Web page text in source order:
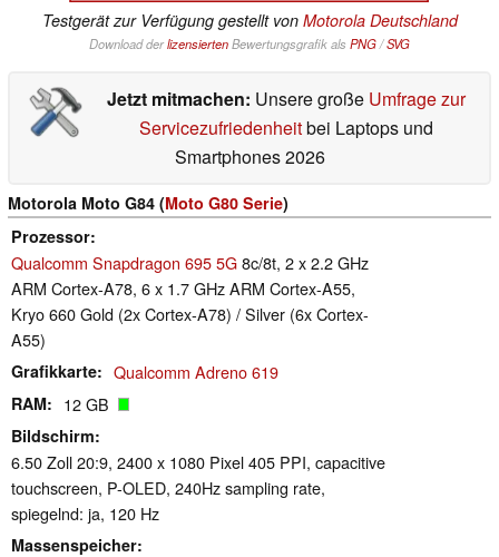
Testgerät zur Verfügung gestellt von Motorola Deutschland
Download derlizensiertenBewertungsgrafik als PNG/SVG
Jetzt mitmachen: Unsere große Umfrage zur
Servicezufriedenheitbei Laptops und
Smartphones 2026
Motorola Moto G84 (Moto G80 Serie)
Prozessor
Qualcomm Snapdragon 695 5G8c/8t, 2 x 2.2 GHz
ARM Cortex-A78, 6 x 1.7 GHz ARM Cortex-A55,
Kryo 660 Gold (2x Cortex-A78) / Silver (6x Cortex-
A55)
Grafikkarte Qualcomm Adreno 619
RAM 12 GB
Bildschirm
6.50 Zoll 20:9, 2400 x 1080 Pixel 405 PPI, capacitive
touchscreen, P-OLED, 240Hz sampling rate,
spiegelnd: ja, 120 Hz
Massenspeicher